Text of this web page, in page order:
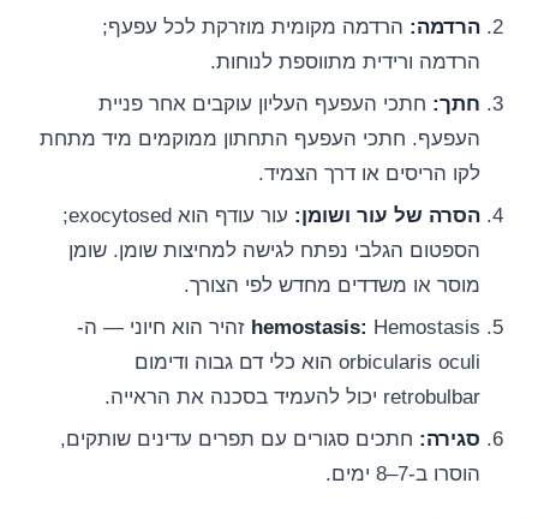
הרדמה: הרדמה מקומית מוזרקת לכל עפעף;
הרדמה ורידית מתווספת לנוחות.
חתך: חתכי העפעף העליון עוקבים אחר פניית
העפעף. חתכי העפעף התחתון ממוקמים מיד מתחת
לקו הריסים או דרך הצמיד.
הסרה של עור ושומן:
עור עודף הוא exocytosed;
הספטום הגלבי נפתח לגישה למחיצות שומן. שומן
מוסר או משדדים מחדש לפי הצורך.
hemostasis: Hemostasis זהיר הוא חיוני — ה-
orbicularis oculi הוא כלי דם גבוה ודימום
retrobulbar יכול להעמיד בסכנה את הראייה.
סגירה: חתכים סגורים עם תפרים עדינים שותקים,
הוסרו ב-7–8 ימים.